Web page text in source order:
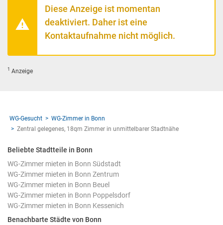
Diese Anzeige ist momentan
deaktiviert. Daher ist eine
Kontaktaufnahme nicht möglich.
1 Anzeige
WG-Gesucht
WG-Zimmer in Bonn
Zentral gelegenes, 18qm Zimmer in unmittelbarer Stadtnähe
Beliebte Stadtteile in Bonn
WG-Zimmer mieten in Bonn Südstadt
WG-Zimmer mieten in Bonn Zentrum
WG-Zimmer mieten in Bonn Beuel
WG-Zimmer mieten in Bonn Poppelsdorf
WG-Zimmer mieten in Bonn Kessenich
Benachbarte Städte von Bonn